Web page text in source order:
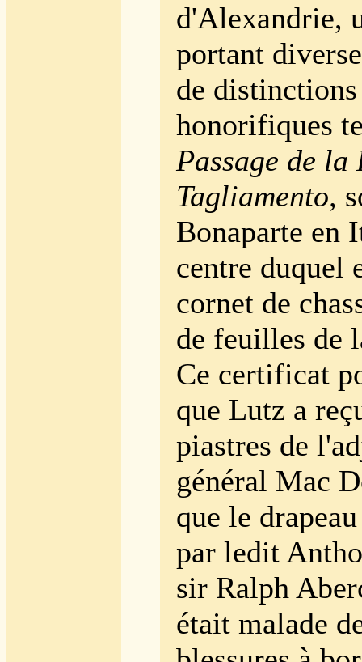
d'Alexandrie,
portant
de distinctions
honorifiques
Passage de la
Tagliamento,
Bonaparte en
centre duquel
cornet de
de feuilles de
Ce certificat
que Lutz a
piastres de
général Mac
que le
par ledit
sir Ralph
était malade